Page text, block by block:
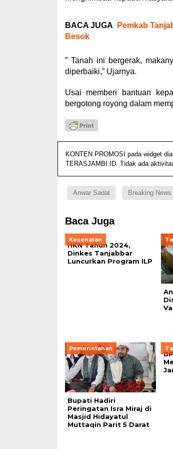
BACA JUGA
Pemkab
Besok
” Tanah ini bergerak,
diperbaiki,” Ujarnya.
Usai memberi bantuan
bergotong royong dalam
KONTEN PROMOSI pada widget
TERASJAMBI.ID. Tidak ada
Anwar Sadat Breaking News
Baca Juga
Kesehatan
HKN Tahun 2024,
Dinkes Tanjabbar
Luncurkan Program ILP
Pemerintahan
Bupati Hadiri
Peringatan Isra Miraj di
Masjid Hidayatul
Muttaqin Parit 5 Darat